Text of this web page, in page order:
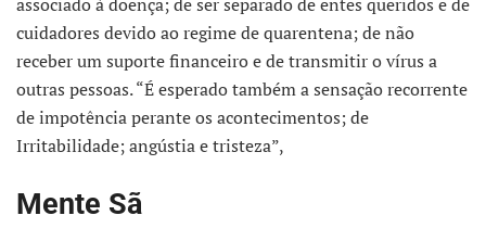
cuidadores devido ao regime de quarentena; de não
receber um suporte financeiro e de transmitir o vírus a
outras pessoas. “É esperado também a sensação recorrente
de impotência perante os acontecimentos; de
Irritabilidade; angústia e tristeza”,
Mente Sã